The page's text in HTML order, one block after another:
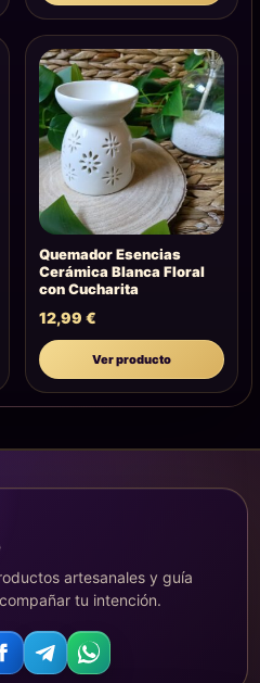
Quemador Esencias
Cerámica Blanca Floral
con Cucharita
12,99 €
Ver producto
artesanales y guía
tu intención.